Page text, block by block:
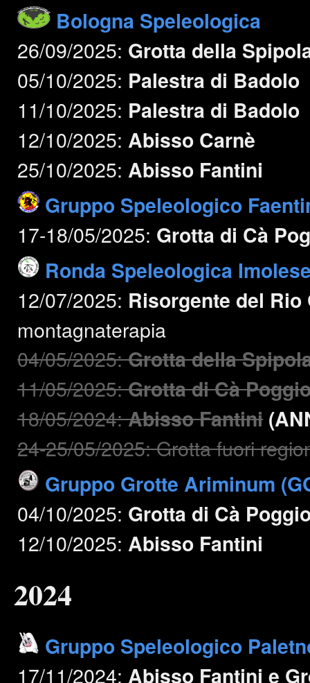
Bologna Speleologica
26/09/2025: Grotta della
05/10/2025: Palestra di Badolo
11/10/2025: Palestra di Badolo
12/10/2025: Abisso Carnè
25/10/2025: Abisso Fantini
Gruppo Speleologico
17-18/05/2025: Grotta di Cà
Ronda Speleologica
12/07/2025: Risorgente del
montagnaterapia
04/05/2025:Grotta della
11/05/2025:Grotta di Cà
18/05/2024:Abisso Fantini
24-25/05/2025: Grotta fuori
Gruppo Grotte Ariminum
04/10/2025: Grotta di Cà
12/10/2025: Abisso Fantini
2024
Gruppo Speleologico
17/11/2024: Abisso Fantini e